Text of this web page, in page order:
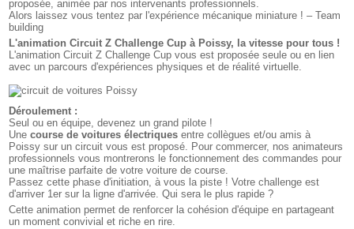
proposée, animée par nos intervenants professionnels.
Alors laissez vous tentez par l'expérience mécanique miniature ! – Team
building
L'animation Circuit Z Challenge Cup à Poissy, la vitesse pour tous !
L'animation Circuit Z Challenge Cup vous est proposée seule ou en lien
avec un parcours d'expériences physiques et de réalité virtuelle.
Déroulement :
Seul ou en équipe, devenez un grand pilote !
Unecourse de voitures électriques entre collègues et/ou amis à
Poissy sur un circuit vous est proposé. Pour commercer, nos animateurs
professionnels vous montrerons le fonctionnement des commandes pour
une maîtrise parfaite de votre voiture de course.
Passez cette phase d'initiation, à vous la piste ! Votre challenge est
d'arriver 1er sur la ligne d'arrivée. Qui sera le plus rapide ?
Cette animation permet de renforcer la cohésion d'équipe en partageant
un moment convivial et riche en rire.